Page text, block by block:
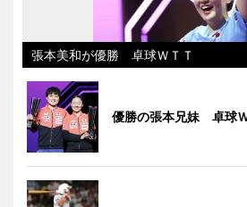
張本美和が優勝 卓球ＷＴＴ
優勝の張本兄妹 卓球